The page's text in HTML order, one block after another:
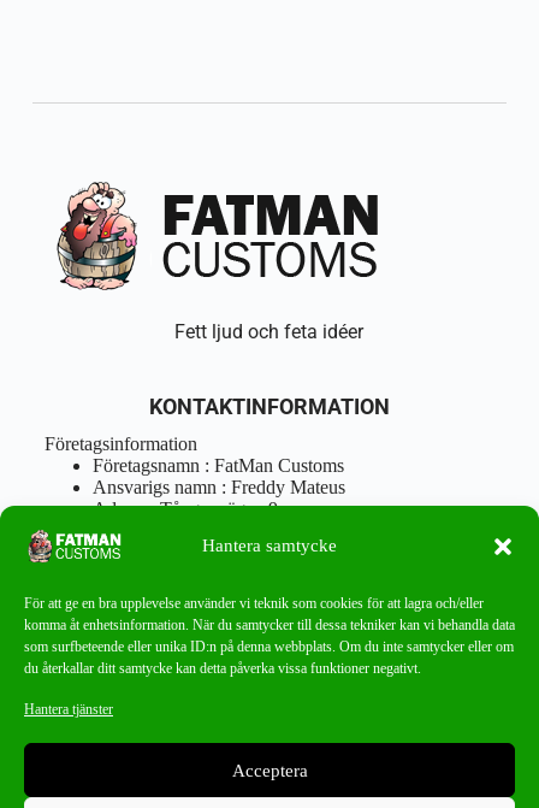
Hantera samtycke
För att ge en bra upplevelse använder vi teknik som cookies för att lagra och/eller
komma åt enhetsinformation. När du samtycker till dessa tekniker kan vi behandla data
som surfbeteende eller unika ID:n på denna webbplats. Om du inte samtycker eller om
du återkallar ditt samtycke kan detta påverka vissa funktioner negativt.
Hantera tjänster
Acceptera
Fett ljud och feta idéer
KONTAKTINFORMATION
Företagsinformation
Företagsnamn : FatMan Customs
Ansvarigs namn : Freddy Mateus
Adress : Tångenvägen 9
Postnr : 417 46 Göteborg
Tel : 0762919666
info@fatmancustoms.se
Mån – Fre 10:00 – 18:00
Lör -11:00 – 15:00
Missa aldrig ett bra erbjudande!